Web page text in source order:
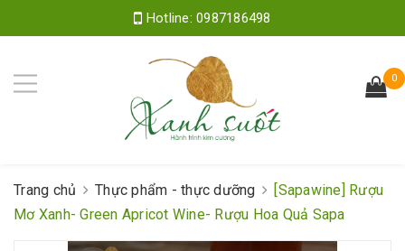
Hotline:0987186498
0
Trang chủ Thực phẩm - thực dưỡng
[Sapawine] Rượu
Mơ Xanh- Green Apricot Wine- Rượu Hoa Quả Sapa